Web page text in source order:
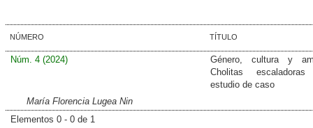
NÚMERO TÍTULO
Núm. 4 (2024)
Género, cultura y
Cholitas
estudio de caso
María Florencia Lugea Nin
Elementos 0 - 0 de 1